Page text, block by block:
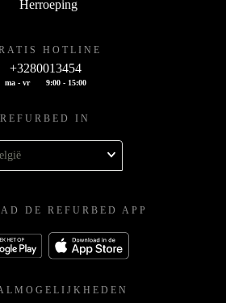
Herroeping
HOTLINE
+3280013454
ma - vr 9:00 - 15:00
REFURBED IN
DE REFURBED APP